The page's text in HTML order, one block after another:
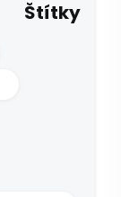
Štítky